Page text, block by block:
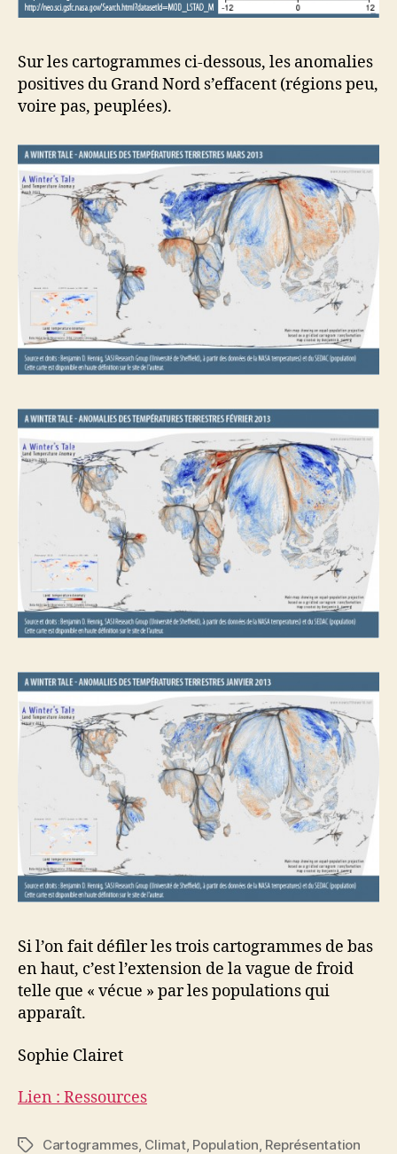
Sur les cartogrammes ci-dessous, les anomalies
positives du Grand Nord s’effacent (régions peu,
voire pas, peuplées).
Si l’on fait défiler les trois cartogrammes de bas
en haut, c’est l’extension de la vague de froid
telle que « vécue » par les populations qui
apparaît.
Sophie Clairet
Lien : Ressources
Étiquettes
Cartogrammes, Climat, Population, Représentation